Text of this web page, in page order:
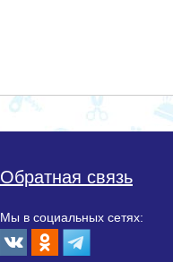
Обратная связь
Мы в социальных сетях: